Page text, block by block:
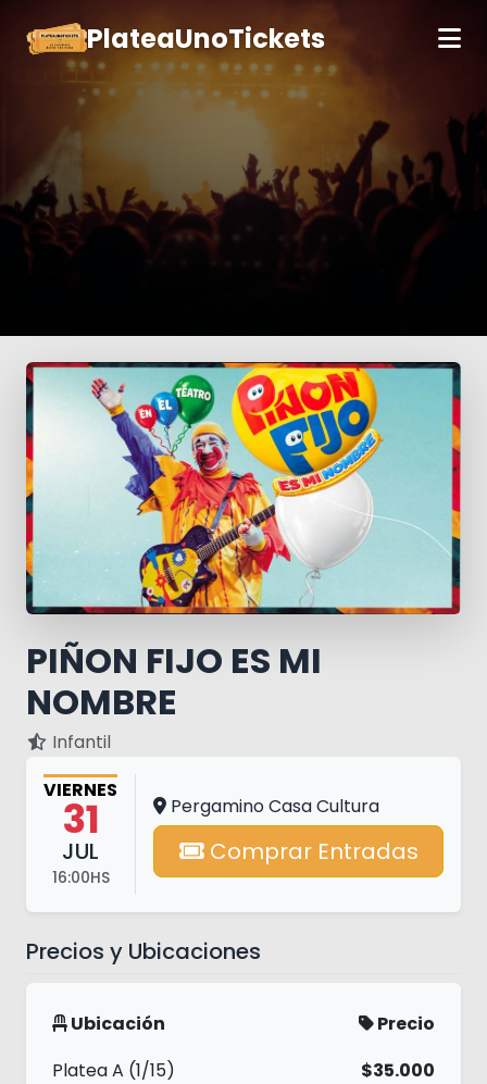
PlateaUnoTickets
PIÑON FIJO ES MI
NOMBRE
Infantil
VIERNES
31
JUL
16:00HS
Pergamino Casa Cultura
Comprar Entradas
Precios y Ubicaciones
Ubicación
Precio
Platea A (1/15)
$35.000